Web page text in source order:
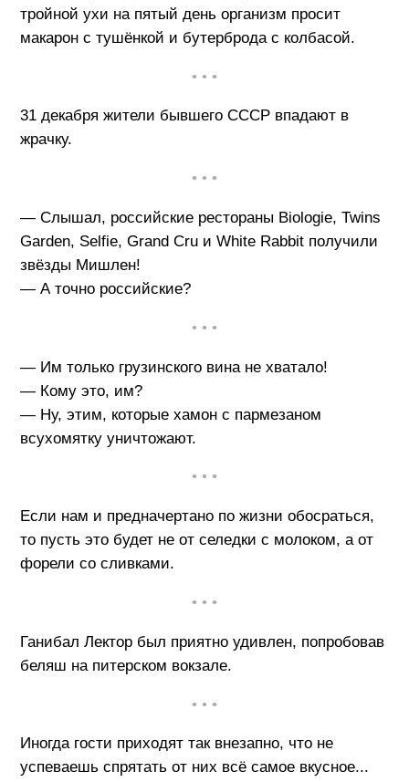
тройной ухи на пятый день организм просит
макарон с тушёнкой и бутерброда с колбасой.
• • •
31 декабря жители бывшего СССР впадают в
жрачку.
• • •
— Слышал, российские рестораны Biologie, Twins
Garden, Selfie, Grand Cru и White Rabbit получили
звёзды Мишлен!
— А точно российские?
• • •
— Им только грузинского вина не хватало!
— Кому это, им?
— Ну, этим, которые хамон с пармезаном
всухомятку уничтожают.
• • •
Если нам и предначертано по жизни обосраться,
то пусть это будет не от селедки с молоком, а от
форели со сливками.
• • •
Ганибал Лектор был приятно удивлен, попробовав
беляш на питерском вокзале.
• • •
Иногда гости приходят так внезапно, что не
успеваешь спрятать от них всё самое вкусное...